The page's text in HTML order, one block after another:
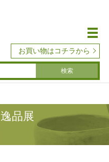
メ
お買い物はコチラから
品展